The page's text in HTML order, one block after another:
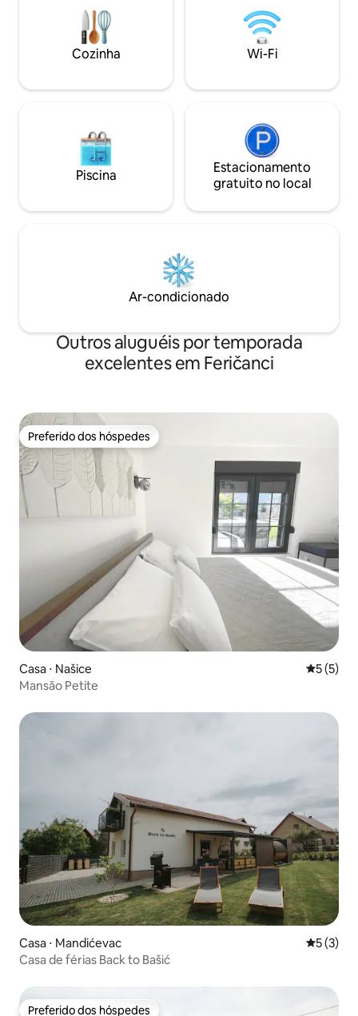
com todos os equipamentos e madeira.
Berço disponível mediante solicitação.
Estacionamento privativo no quintal. O
quintal é totalmente cercado.
Cozinha Wi-Fi
Piscina
Estacionamento
gratuito no local
Ar-condicionado
Outros aluguéis por temporada
excelentes em Feričanci
Preferido dos hóspedes
Preferido dos hóspedes
Casa ⋅ Našice 5 de
5 (5)
Mansão Petite
Casa ⋅ Mandićevac 5 de
5 (3)
Casa de férias Back to Bašić
Preferido dos hóspedes